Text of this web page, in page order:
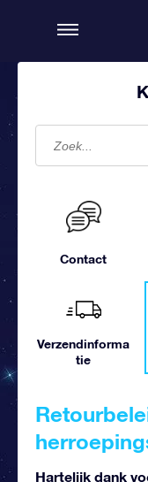
Contact
Verzendinforma
tie
Hartelijk dank